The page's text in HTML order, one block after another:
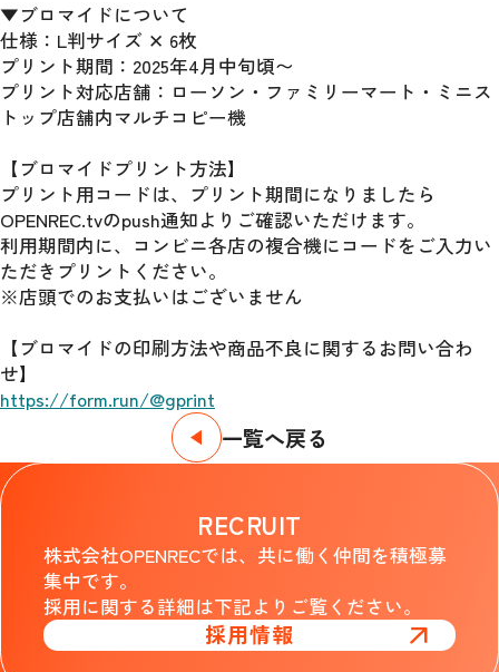
▼ブロマイドについて
仕様：L判サイズ ✕ 6枚
プリント期間：2025年4月中旬頃〜
プリント対応店舗：ローソン・ファミリーマート・ミニス
トップ店舗内マルチコピー機
【ブロマイドプリント方法】
プリント用コードは、プリント期間になりましたら
OPENREC.tvのpush通知よりご確認いただけます。
利用期間内に、コンビニ各店の複合機にコードをご入力い
ただきプリントください。
※店頭でのお支払いはございません
【ブロマイドの印刷方法や商品不良に関するお問い合わ
せ】
https://form.run/@gprint
一覧へ戻る
RECRUIT
株式会社OPENRECでは、共に働く仲間を積極募
集中です。
採用に関する詳細は下記よりご覧ください。
採用情報